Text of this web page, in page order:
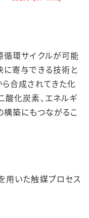
循環サイクルが可能
に寄与できる技術と
ら合成されてきた化
酸化炭素、エネルギ
構築にもつながるこ
用いた触媒プロセス